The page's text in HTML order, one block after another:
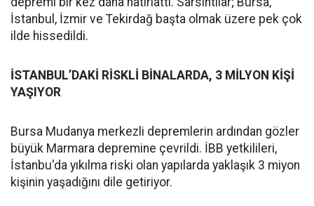
İstanbul, İzmir ve Tekirdağ başta olmak üzere pek çok
ilde hissedildi.
İSTANBUL’DAKİ RİSKLİ BİNALARDA, 3 MİLYON KİŞİ
YAŞIYOR
Bursa Mudanya merkezli depremlerin ardından gözler
büyük Marmara depremine çevrildi. İBB yetkilileri,
İstanbu'da yıkılma riski olan yapılarda yaklaşık 3 miyon
kişinin yaşadığını dile getiriyor.